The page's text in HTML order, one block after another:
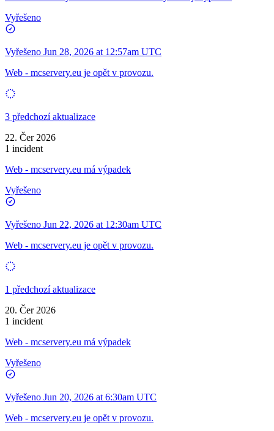
Vyřešeno
Vyřešeno Jun 28, 2026 at 12:57am UTC
Web - mcservery.eu je opět v provozu.
3 předchozí aktualizace
22. Čer 2026
1 incident
Web - mcservery.eu má výpadek
Vyřešeno
Vyřešeno Jun 22, 2026 at 12:30am UTC
Web - mcservery.eu je opět v provozu.
1 předchozí aktualizace
20. Čer 2026
1 incident
Web - mcservery.eu má výpadek
Vyřešeno
Vyřešeno Jun 20, 2026 at 6:30am UTC
Web - mcservery.eu je opět v provozu.